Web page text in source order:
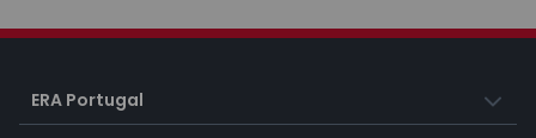
ERA Portugal